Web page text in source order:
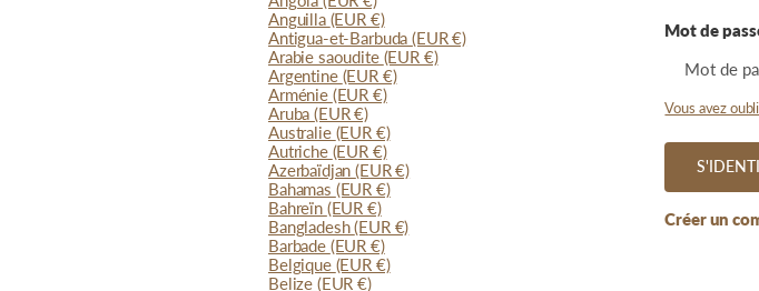
Anguilla (EUR €)
Antigua-et-Barbuda(EUR €)
Arabie saoudite (EUR €)
Argentine (EUR €)
Arménie (EUR €)
Aruba(EUR €)
Australie (EUR €)
Autriche (EUR €)
Azerbaïdjan(EUR €)
Bahamas (EUR €)
Bahreïn (EUR €)
Bangladesh(EUR €)
Barbade (EUR €)
Belgique (EUR €)
Belize (EUR €)
Mot de
Vous avez
Créer un